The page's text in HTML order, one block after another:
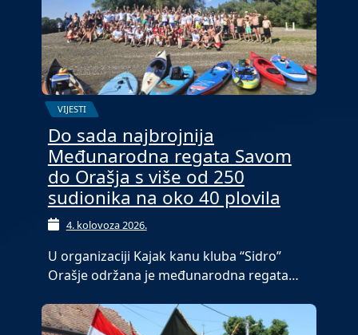
VIJESTI
Do sada najbrojnija
Međunarodna regata Savom
do Orašja s više od 250
sudionika na oko 40 plovila
4. kolovoza 2026.
U organizaciji Kajak kanu kluba “Sidro”
Orašje održana je međunarodna regata…